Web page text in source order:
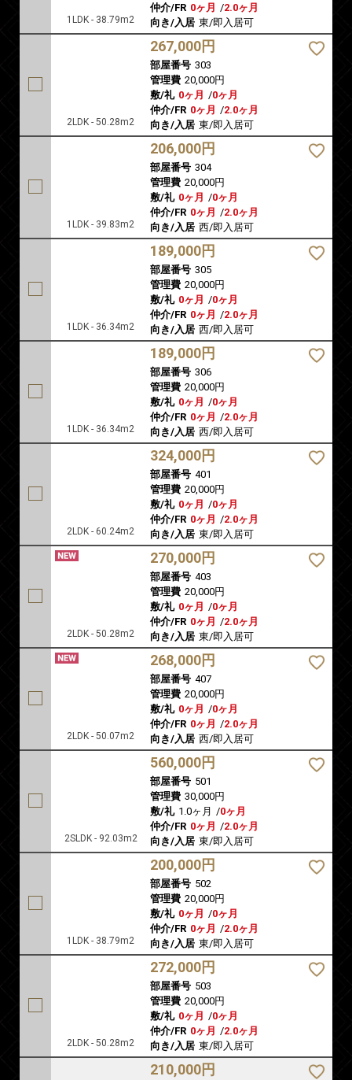
1LDK - 38.79m2
仲介/FR 0ヶ月 /2.0ヶ月
向き/入居 東/即入居可
2LDK - 50.28m2
267,000円
部屋番号 303
管理費 20,000円
敷/礼 0ヶ月 /0ヶ月
仲介/FR 0ヶ月 /2.0ヶ月
向き/入居 東/即入居可
1LDK - 39.83m2
206,000円
部屋番号 304
管理費 20,000円
敷/礼 0ヶ月 /0ヶ月
仲介/FR 0ヶ月 /2.0ヶ月
向き/入居 西/即入居可
1LDK - 36.34m2
189,000円
部屋番号 305
管理費 20,000円
敷/礼 0ヶ月 /0ヶ月
仲介/FR 0ヶ月 /2.0ヶ月
向き/入居 西/即入居可
1LDK - 36.34m2
189,000円
部屋番号 306
管理費 20,000円
敷/礼 0ヶ月 /0ヶ月
仲介/FR 0ヶ月 /2.0ヶ月
向き/入居 西/即入居可
2LDK - 60.24m2
324,000円
部屋番号 401
管理費 20,000円
敷/礼 0ヶ月 /0ヶ月
仲介/FR 0ヶ月 /2.0ヶ月
向き/入居 東/即入居可
2LDK - 50.28m2
270,000円
部屋番号 403
管理費 20,000円
敷/礼 0ヶ月 /0ヶ月
仲介/FR 0ヶ月 /2.0ヶ月
向き/入居 東/即入居可
2LDK - 50.07m2
268,000円
部屋番号 407
管理費 20,000円
敷/礼 0ヶ月 /0ヶ月
仲介/FR 0ヶ月 /2.0ヶ月
向き/入居 西/即入居可
2SLDK - 92.03m2
560,000円
部屋番号 501
管理費 30,000円
敷/礼 1.0ヶ月 /0ヶ月
仲介/FR 0ヶ月 /2.0ヶ月
向き/入居 東/即入居可
1LDK - 38.79m2
200,000円
部屋番号 502
管理費 20,000円
敷/礼 0ヶ月 /0ヶ月
仲介/FR 0ヶ月 /2.0ヶ月
向き/入居 東/即入居可
2LDK - 50.28m2
272,000円
部屋番号 503
管理費 20,000円
敷/礼 0ヶ月 /0ヶ月
仲介/FR 0ヶ月 /2.0ヶ月
向き/入居 東/即入居可
210,000円